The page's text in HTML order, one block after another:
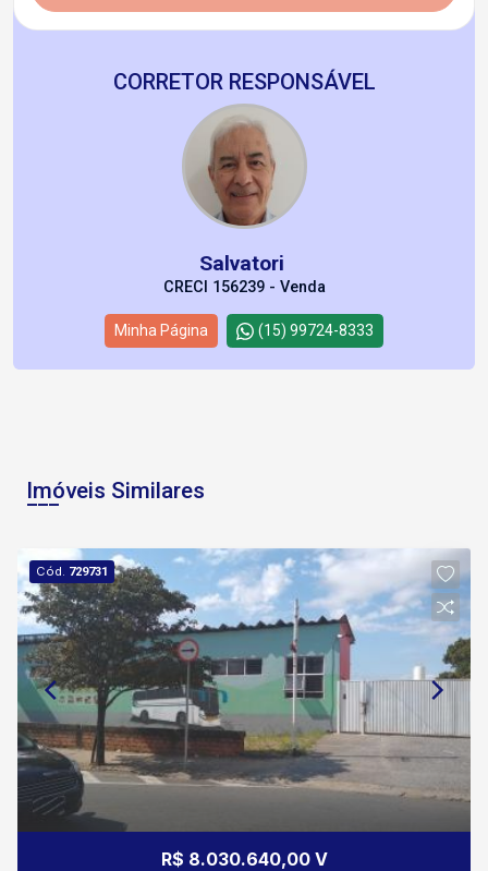
CORRETOR RESPONSÁVEL
Salvatori
CRECI 156239 - Venda
Minha Página (15) 99724-8333
Imóveis Similares
Cód. 729731
R$ 8.030.640,00 V